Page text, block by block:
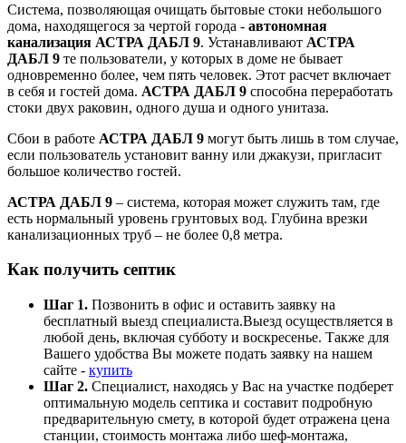
Система, позволяющая очищать бытовые стоки небольшого
дома, находящегося за чертой города - автономная
канализация АСТРА ДАБЛ 9. Устанавливают АСТРА
ДАБЛ 9 те пользователи, у которых в доме не бывает
одновременно более, чем пять человек. Этот расчет включает
в себя и гостей дома. АСТРА ДАБЛ 9 способна переработать
стоки двух раковин, одного душа и одного унитаза.
Сбои в работе АСТРА ДАБЛ 9 могут быть лишь в том случае,
если пользователь установит ванну или джакузи, пригласит
большое количество гостей.
АСТРА ДАБЛ 9 – система, которая может служить там, где
есть нормальный уровень грунтовых вод. Глубина врезки
канализационных труб – не более 0,8 метра.
Как получить септик
Шаг 1. Позвонить в офис и оставить заявку на
бесплатный выезд специалиста.Выезд осуществляется в
любой день, включая субботу и воскресенье. Также для
Вашего удобства Вы можете подать заявку на нашем
сайте - купить
Шаг 2. Специалист, находясь у Вас на участке подберет
оптимальную модель септика и составит подробную
предварительную смету, в которой будет отражена цена
станции, стоимость монтажа либо шеф-монтажа,